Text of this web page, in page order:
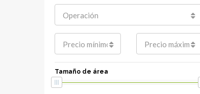
Operación
Precio mínimo Precio máximo
Tamaño de área